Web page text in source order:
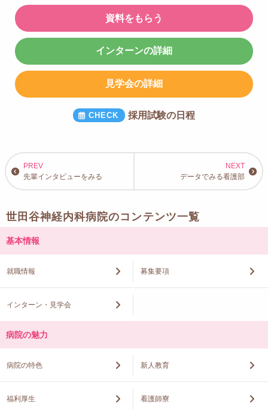
資料をもらう
インターンの詳細
見学会の詳細
採用試験の日程
先輩インタビューをみる データでみる看護部
世田谷神経内科病院のコンテンツ一覧
基本情報
就職情報 募集要項
インターン・見学会
病院の魅力
病院の特色 新人教育
福利厚生 看護師寮